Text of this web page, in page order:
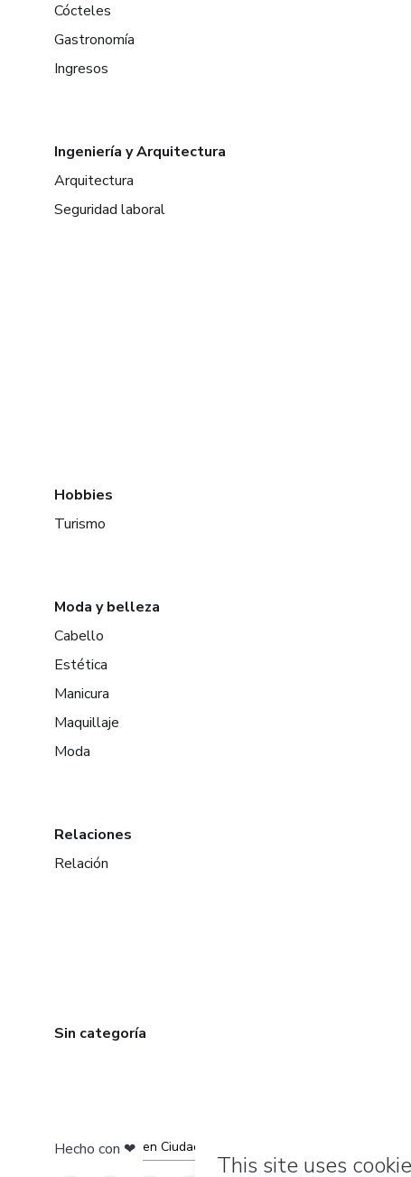
Cócteles
Gastronomía
Ingresos
Ingeniería y Arquitectura
Arquitectura
Seguridad laboral
Hobbies
Turismo
Moda y belleza
Cabello
Estética
Manicura
Maquillaje
Moda
Relaciones
Relación
Sin categoría
Hecho con ❤
en Belo Horizonte
en Ciudad de México